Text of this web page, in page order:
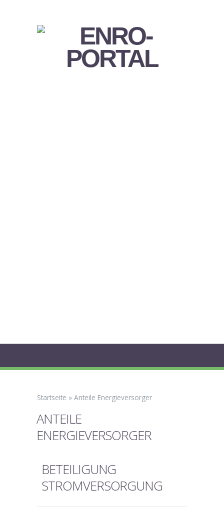
Startseite » Anteile Energieversorger
ANTEILE
ENERGIEVERSORGER
BETEILIGUNG
STROMVERSORGUNG